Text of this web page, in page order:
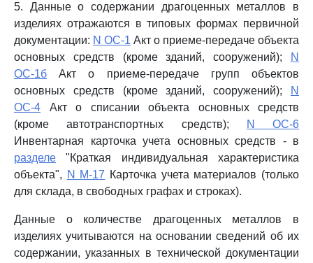
5. Данные о содержании драгоценных металлов в
изделиях отражаются в типовых формах первичной
документации: N ОС-1 Акт о приеме-передаче объекта
основных средств (кроме зданий, сооружений);
N
ОС-1б Акт о приеме-передаче групп объектов
основных средств (кроме зданий, сооружений);
N
ОС-4 Акт о списании объекта основных средств
(кроме автотранспортных средств);
N ОС-6
Инвентарная карточка учета основных средств - в
разделе "Краткая индивидуальная характеристика
объекта", N М-17 Карточка учета материалов (только
для склада, в свободных графах и строках).
Данные о количестве драгоценных металлов в
изделиях учитываются на основании сведений об их
содержании, указанных в технической документации